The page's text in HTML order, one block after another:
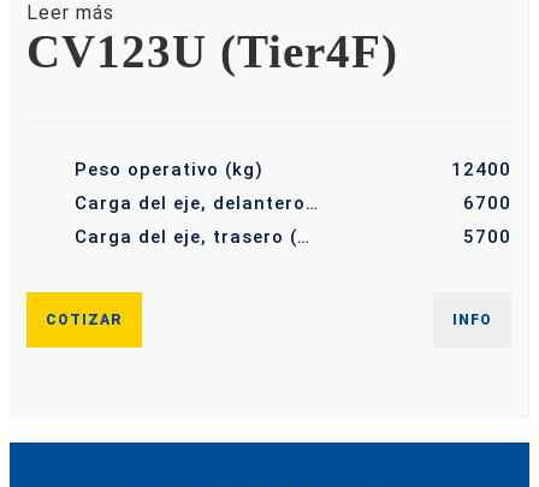
Leer más
CV123U (Tier4F)
Peso operativo (kg)
12400
Carga del eje, delantero (kg)
6700
Carga del eje, trasero (kg)
5700
COTIZAR INFO